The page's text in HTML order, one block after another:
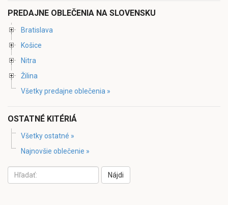
PREDAJNE OBLEČENIA NA SLOVENSKU
Bratislava
Košice
Nitra
Žilina
Všetky predajne oblečenia »
OSTATNÉ KITÉRIÁ
Všetky ostatné »
Najnovšie oblečenie »
Nájdi